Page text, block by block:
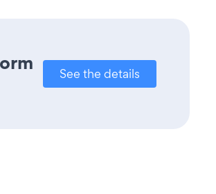
See the details